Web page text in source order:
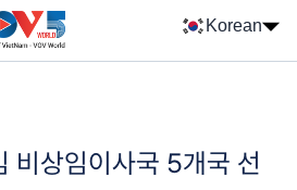
Korean
비상임이사국 5개국 선